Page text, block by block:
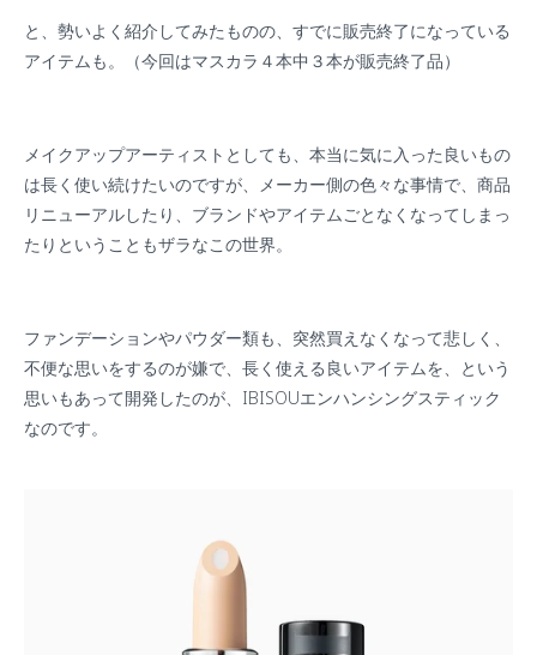
と、勢いよく紹介してみたものの、すでに販売終了になっている
アイテムも。（今回はマスカラ４本中３本が販売終了品）
メイクアップアーティストとしても、本当に気に入った良いもの
は長く使い続けたいのですが、メーカー側の色々な事情で、商品
リニューアルしたり、ブランドやアイテムごとなくなってしまっ
たりということもザラなこの世界。
ファンデーションやパウダー類も、突然買えなくなって悲しく、
不便な思いをするのが嫌で、長く使える良いアイテムを、という
思いもあって開発したのが、IBISOUエンハンシングスティック
なのです。